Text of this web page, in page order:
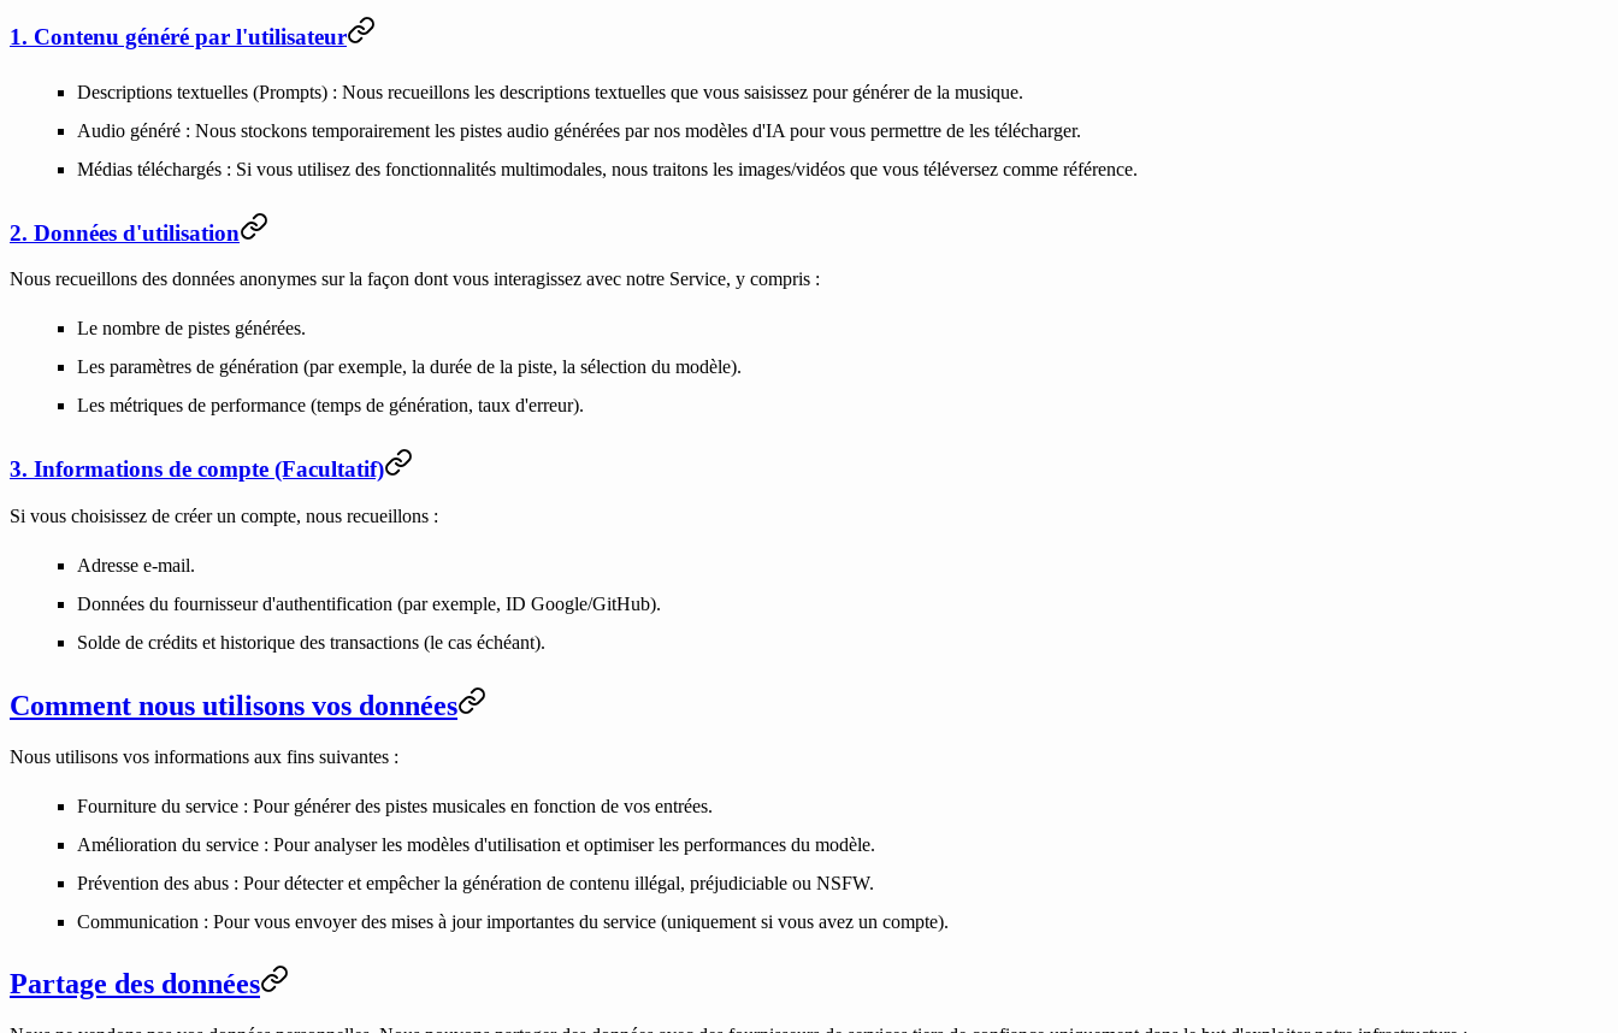
1. Contenu généré par l'utilisateur
Descriptions textuelles (Prompts) : Nous recueillons les descriptions textuelles que vous saisissez pour générer de la musique.
Audio généré : Nous stockons temporairement les pistes audio générées par nos modèles d'IA pour vous permettre de les télécharger.
Médias téléchargés : Si vous utilisez des fonctionnalités multimodales, nous traitons les images/vidéos que vous téléversez comme référence.
2. Données d'utilisation
Nous recueillons des données anonymes sur la façon dont vous interagissez avec notre Service, y compris :
Le nombre de pistes générées.
Les paramètres de génération (par exemple, la durée de la piste, la sélection du modèle).
Les métriques de performance (temps de génération, taux d'erreur).
3. Informations de compte (Facultatif)
Si vous choisissez de créer un compte, nous recueillons :
Adresse e-mail.
Données du fournisseur d'authentification (par exemple, ID Google/GitHub).
Solde de crédits et historique des transactions (le cas échéant).
Comment nous utilisons vos données
Nous utilisons vos informations aux fins suivantes :
Fourniture du service : Pour générer des pistes musicales en fonction de vos entrées.
Amélioration du service : Pour analyser les modèles d'utilisation et optimiser les performances du modèle.
Prévention des abus : Pour détecter et empêcher la génération de contenu illégal, préjudiciable ou NSFW.
Communication : Pour vous envoyer des mises à jour importantes du service (uniquement si vous avez un compte).
Partage des données